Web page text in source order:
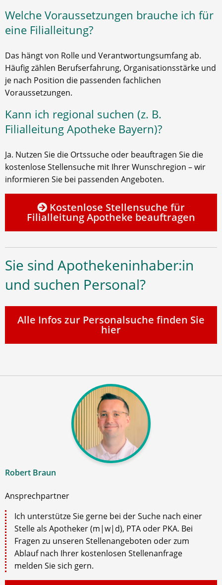
Welche Voraussetzungen brauche ich für
eine Filialleitung?
Das hängt von Rolle und Verantwortungsumfang ab.
Häufig zählen Berufserfahrung, Organisationsstärke und
je nach Position die passenden fachlichen
Voraussetzungen.
Kann ich regional suchen (z. B.
Filialleitung Apotheke Bayern)?
Ja. Nutzen Sie die Ortssuche oder beauftragen Sie die
kostenlose Stellensuche mit Ihrer Wunschregion – wir
informieren Sie bei passenden Angeboten.
Kostenlose Stellensuche für
Filialleitung Apotheke beauftragen
Sie sind Apothekeninhaber:in
und suchen Personal?
Alle Infos zur Personalsuche finden Sie
hier
Robert Braun
Ansprechpartner
Ich unterstütze Sie gerne bei der Suche nach einer
Stelle als Apotheker (m|w|d), PTA oder PKA. Bei
Fragen zu unseren Stellenangeboten oder zum
Ablauf nach Ihrer kostenlosen Stellenanfrage
melden Sie sich gern.